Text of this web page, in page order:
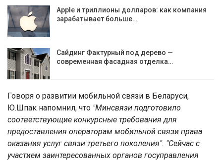
Apple и триллионы долларов: как компания
зарабатывает больше…
Сайдинг Фактурный под дерево —
современная фасадная отделка…
Говоря о развитии мобильной связи в Беларуси,
Ю.Шпак напомнил, что "Минсвязи подготовило
соответствующие конкурсные требования для
предоставления операторам мобильной связи права
оказания услуг связи третьего поколения". "Сейчас с
участием заинтересованных органов госуправления